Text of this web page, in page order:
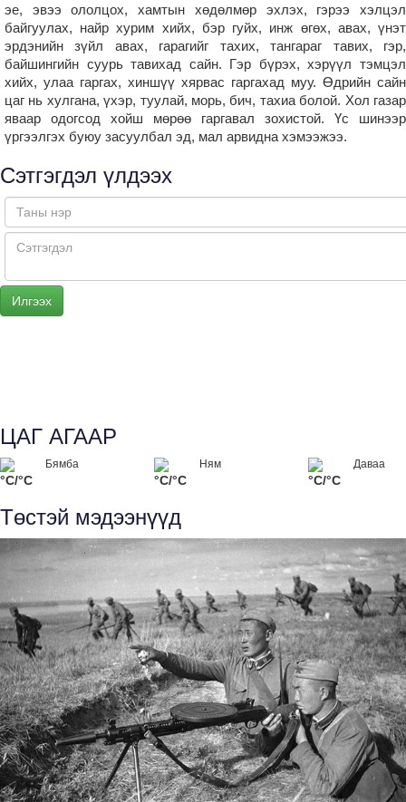
эе, эвээ ололцох, хамтын хөдөлмөр эхлэх, гэрээ хэлцэл
байгуулах, найр хурим хийх, бэр гуйх, инж өгөх, авах, үнэт
эрдэнийн зүйл авах, гарагийг тахих, тангараг тавих, гэр,
байшингийн суурь тавихад сайн. Гэр бүрэх, хэрүүл тэмцэл
хийх, улаа гаргах, хиншүү хярвас гаргахад муу. Өдрийн сайн
цаг нь хулгана, үхэр, туулай, морь, бич, тахиа болой. Хол газар
яваар одогсод хойш мөрөө гаргавал зохистой. Үс шинээр
үргээлгэх буюу засуулбал эд, мал арвидна хэмээжээ.
Сэтгэгдэл үлдээх
ЦАГ АГААР
Бямба
°C/°C
Ням
°C/°C
Даваа
°C/°C
Төстэй мэдээнүүд